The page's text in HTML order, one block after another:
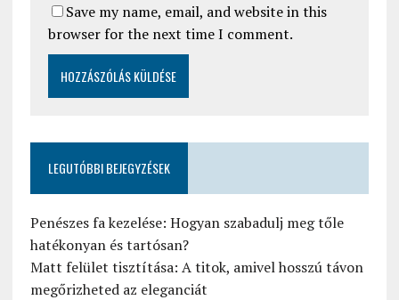
Save my name, email, and website in this
browser for the next time I comment.
LEGUTÓBBI BEJEGYZÉSEK
Penészes fa kezelése: Hogyan szabadulj meg tőle
hatékonyan és tartósan?
Matt felület tisztítása: A titok, amivel hosszú távon
megőrizheted az eleganciát